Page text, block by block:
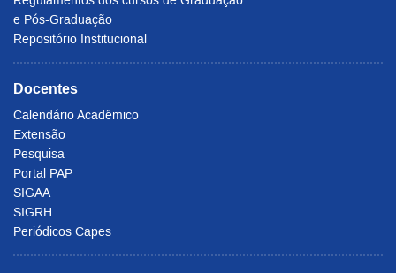
e Pós-Graduação
Repositório Institucional
Docentes
Calendário Acadêmico
Extensão
Pesquisa
Portal PAP
SIGAA
SIGRH
Periódicos Capes